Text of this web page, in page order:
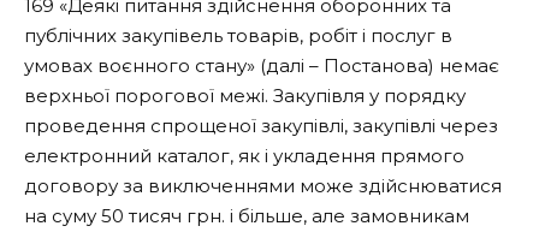
169 «Деякі питання здійснення оборонних та
публічних закупівель товарів, робіт і послуг в
умовах воєнного стану» (далі – Постанова) немає
верхньої порогової межі. Закупівля у порядку
проведення спрощеної закупівлі, закупівлі через
електронний каталог, як і укладення прямого
договору за виключеннями може здійснюватися
на суму 50 тисяч грн. і більше, але замовникам